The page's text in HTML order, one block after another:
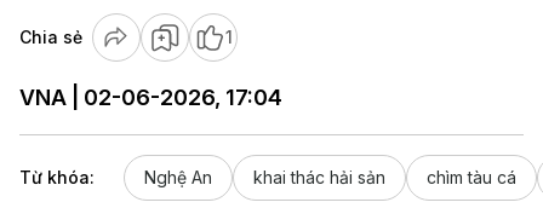
Chia sẻ 1
VNA | 02-06-2026, 17:04
Từ khóa: Nghệ An khai thác hải sản chìm tàu cá